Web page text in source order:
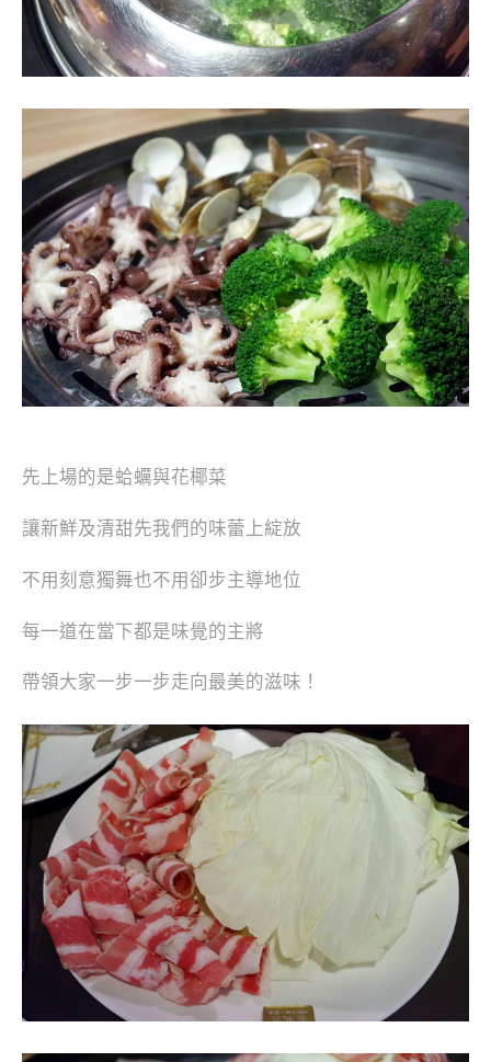
先上場的是蛤蠣與花椰菜
讓新鮮及清甜先我們的味蕾上綻放
不用刻意獨舞也不用卻步主導地位
每一道在當下都是味覺的主將
帶領大家一步一步走向最美的滋味！